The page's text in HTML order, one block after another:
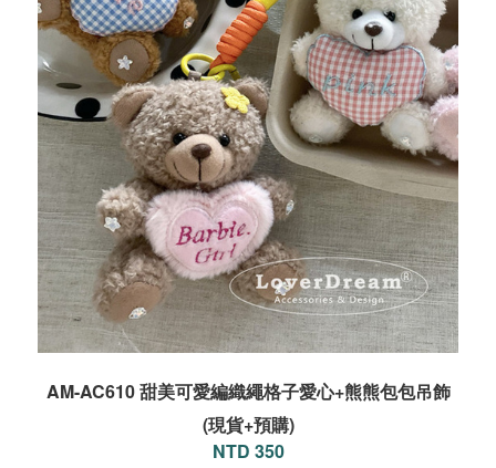
AM-AC610 甜美可愛編織繩格子愛心+熊熊包包吊飾
(現貨+預購)
NTD 350